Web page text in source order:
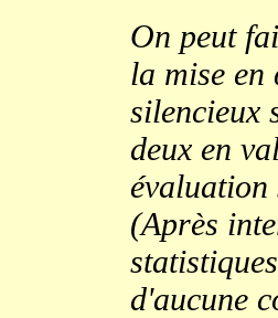
On peut
la mise
silencieux
deux en
évaluation
(Après
d'aucune